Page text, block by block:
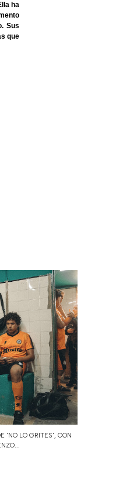
ha
Sus
que
'NO LO GRITES', CON